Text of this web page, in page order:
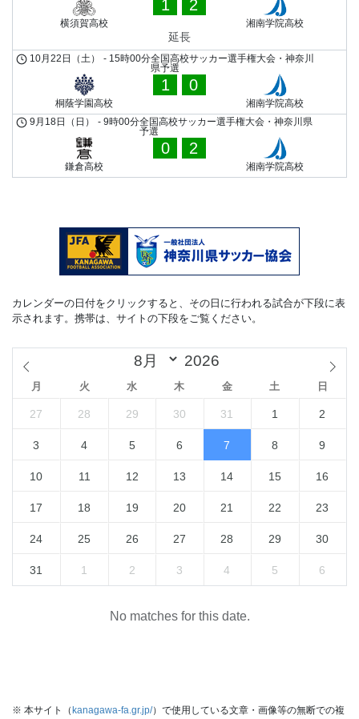
横須賀高校
1 2
湘南学院高校
延長
全国高校サッカー選手権大会・神奈川
県予選
10月22日（土） - 15時00分
桐蔭学園高校
1 0
湘南学院高校
全国高校サッカー選手権大会・神奈川県
予選
9月18日（日） - 9時00分
鎌倉高校
0 2
湘南学院高校
カレンダーの日付をクリックすると、その日に行われる試合が下段に表
示されます。携帯は、サイトの下段をご覧ください。
月 火 水 木 金 土 日
27 28 29 30 31 1 2
3 4 5 6 7 8 9
10 11 12 13 14 15 16
17 18 19 20 21 22 23
24 25 26 27 28 29 30
31 1 2 3 4 5 6
No matches for this date.
※ 本サイト（ kanagawa-fa.gr.jp/）で使用している文章・画像等の無断での複